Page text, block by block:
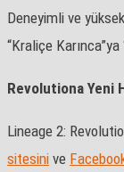
Deneyimli ve
“Kraliçe
Revolutiona Yeni
Lineage 2:
sitesini ve